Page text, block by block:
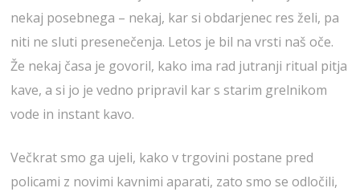
nekaj posebnega – nekaj, kar si obdarjenec res želi, pa
niti ne sluti presenečenja. Letos je bil na vrsti naš oče.
Že nekaj časa je govoril, kako ima rad jutranji ritual pitja
kave, a si jo je vedno pripravil kar s starim grelnikom
vode in instant kavo.
Večkrat smo ga ujeli, kako v trgovini postane pred
policami z novimi kavnimi aparati, zato smo se odločili,